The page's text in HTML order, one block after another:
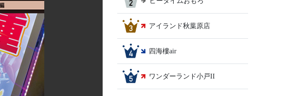
アイランド秋葉原店
四海樓air
ワンダーランド小戸II